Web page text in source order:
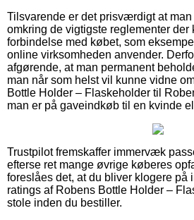
Tilsvarende er det prisværdigt at
omkring de vigtigste reglementer
forbindelse med købet, som
online virksomheden anvender.
afgørende, at man permanent
man når som helst vil kunne vidne
Bottle Holder – Flaskeholder til
man er på gaveindkøb til en kvinde
Trustpilot fremskaffer immervæk
efterse ret mange øvrige køberes
foreslåes det, at du bliver klogere på
ratings af Robens Bottle Holder –
stole inden du bestiller.